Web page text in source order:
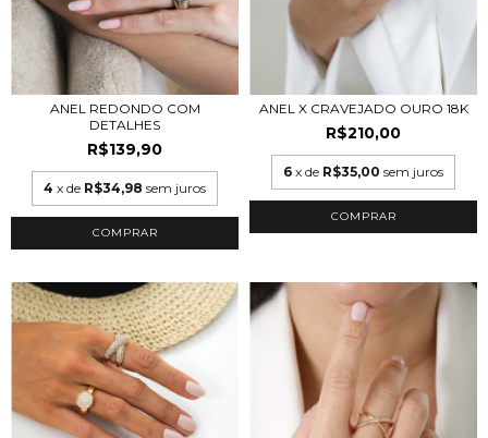
ANEL REDONDO COM
DETALHES
R$139,90
4 x de R$34,98 sem juros
COMPRAR
ANEL X CRAVEJADO OURO 18K
R$210,00
6 x de R$35,00 sem juros
COMPRAR